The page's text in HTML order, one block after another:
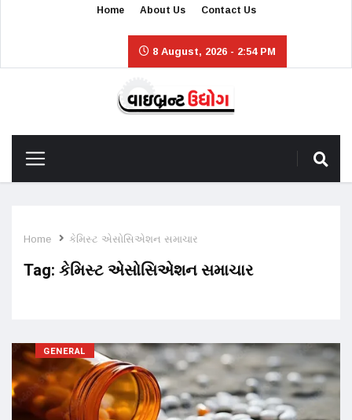
Home About Us Contact Us
8 August, 2026 - 2:54 PM
Home કેમિસ્ટ એસોસિએશન સમાચાર
Tag: કેમિસ્ટ એસોસિએશન સમાચાર
GENERAL